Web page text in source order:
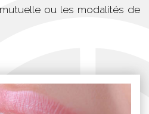
ou les modalités de